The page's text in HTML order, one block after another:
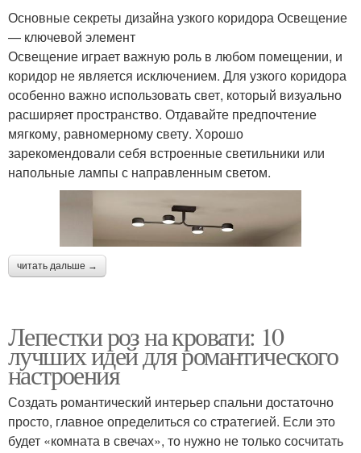
Основные секреты дизайна узкого коридора Освещение
— ключевой элемент
Освещение играет важную роль в любом помещении, и
коридор не является исключением. Для узкого коридора
особенно важно использовать свет, который визуально
расширяет пространство. Отдавайте предпочтение
мягкому, равномерному свету. Хорошо
зарекомендовали себя встроенные светильники или
напольные лампы с направленным светом.
читать дальше →
Лепестки роз на кровати: 10
лучших идей для романтического
настроения
Создать романтический интерьер спальни достаточно
просто, главное определиться со стратегией. Если это
будет «комната в свечах», то нужно не только сосчитать